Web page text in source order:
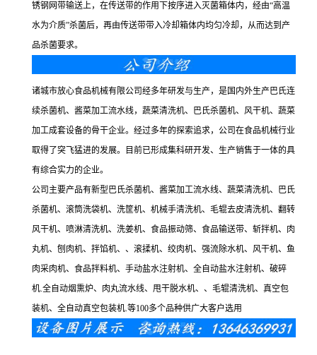
锈钢网带输送上，在传送带的作用下按序进入灭菌箱体内，经由“高温
水为介质”杀菌后，再由传送带带入冷却箱体内均匀冷却，从而达到产
品杀菌要求。
诸城市放心食品机械有限公司经多年研发与生产，是国内外生产巴氏连
续杀菌机、酱菜加工流水线，蔬菜清洗机、巴氏杀菌机、风干机、蔬菜
加工成套设备的骨干企业。经过多年的探索追求，公司在食品机械行业
取得了突飞猛进的发展。目前已形成集科研开发、生产销售于一体的具
有综合实力的企业。
公司主要产品有新型巴氏杀菌机、酱菜加工流水线、蔬菜清洗机、巴氏
杀菌机、滚筒洗袋机、洗筐机、机械手清洗机、毛辊去皮清洗机、翻转
风干机、喷淋清洗机、洗姜机、食品振动筛、食品输送带、斩拌机、肉
丸机、刨肉机、拌馅机、、滚揉机、绞肉机、强流除水机、风干机、鱼
肉采肉机、食品拌料机、手动盐水注射机、全自动盐水注射机、破碎
机.全自动烟熏炉、肉丸流水线、甩干脱水机、、毛辊清洗机、真空包
装机、全自动真空包装机.等100多个品种供广大客户选用